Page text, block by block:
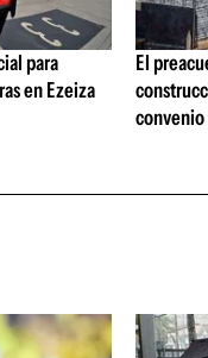
para
en Ezeiza
El
convenio